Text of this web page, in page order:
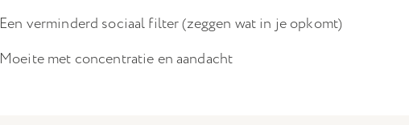
Een verminderd sociaal filter (zeggen wat in je opkomt)
Moeite met concentratie en aandacht